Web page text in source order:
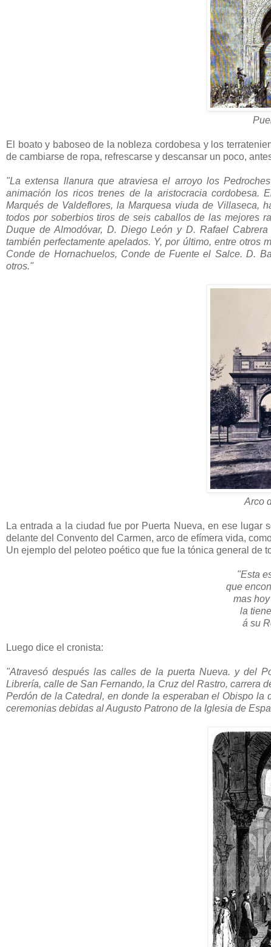
El boato y baboseo de la nobleza cordobesa y los
de cambiarse de ropa, refrescarse y descansar un poco,
"La extensa llanura que atraviesa el arroyo los
animación los ricos trenes de la aristocracia cordobesa.
Marqués de Valdeflores, la Marquesa viuda de Villaseca,
todos por soberbios tiros de seis caballos de las mejores
Duque de Almodóvar, D. Diego León y D. Rafael
también perfectamente apelados. Y, por último, entre otros
Conde de Hornachuelos, Conde de Fuente el Salce. D.
otros."
Arco
La entrada a la ciudad fue por Puerta Nueva, en ese
delante del Convento del Carmen, arco de efímera vida,
Un ejemplo del peloteo poético que fue la tónica general de
"Esta
que
mas
la
á su
Luego dice el cronista:
"Atravesó después las calles de la puerta Nueva. y del
Librería, calle de San Fernando, la Cruz del Rastro, carrera
Perdón de la Catedral, en donde la esperaban el Obispo
ceremonias debidas al Augusto Patrono de la Iglesia de